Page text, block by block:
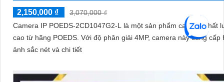
2,150,000 ₫
3,070,000 ₫
Camera IP POEDS-2CD1047G2-L là một sản phẩm camera chất
cao từ hãng POEDS. Với độ phân giải 4MP, camera này cung cấp hình
ảnh sắc nét và chi tiết